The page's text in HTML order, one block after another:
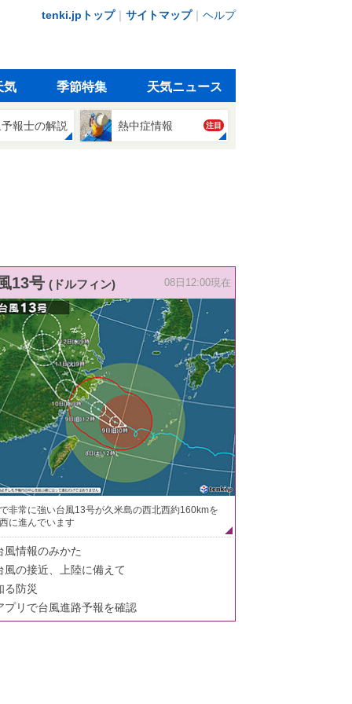
tenki.jpトップ｜ サイトマップ｜ ヘルプ
気 季節特集 天気ニュース
報士の解説 熱中症情報 注目
13号 (ドルフィン) 08日12:00現在
非常に強い台風13号が久米島の西北西約160kmを
に進んでいます
風情報のみかた
風の接近、上陸に備えて
る防災
プリで台風進路予報を確認